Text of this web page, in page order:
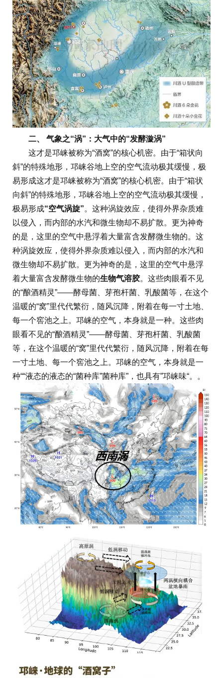
二、 气象之“涡”：大气中的“发酵漩涡”
这才是邛崃被称为“酒窝”的核心机密。由于“箱状向
斜”的特殊地形，邛崃谷地上空的空气流动极其缓慢，极
易形成这才是邛崃被称为“酒窝”的核心机密。由于“箱状
向斜”的特殊地形，邛崃谷地上空的空气流动极其缓慢，
极易形成“空气涡旋”。这种涡旋效应，使得外界杂质难
以侵入，而内部的水汽和微生物却不易扩散。更为神奇
的是，这里的空气中悬浮着大量富含发酵微生物的。这
种涡旋效应，使得外界杂质难以侵入，而内部的水汽和
微生物却不易扩散。更为神奇的是，这里的空气中悬浮
着大量富含发酵微生物的生物气溶胶。这些肉眼看不见
的“酿酒精灵”——酵母菌、芽孢杆菌、乳酸菌等，在这个
温暖的“窝”里代代繁衍，随风沉降，附着在每一寸土地、
每一个窖池之上。邛崃的空气，本身就是一种。这些肉
眼看不见的“酿酒精灵”——酵母菌、芽孢杆菌、乳酸菌
等，在这个温暖的“窝”里代代繁衍，随风沉降，附着在每
一寸土地、每一个窖池之上。邛崃的空气，本身就是一
种““液态的液态的“菌种库”菌种库”，也具有”邛崃味“。。